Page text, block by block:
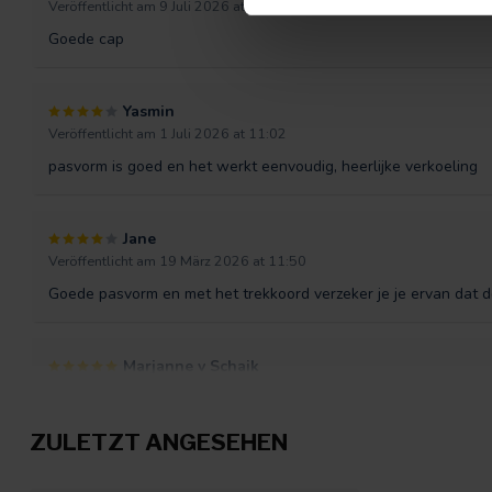
Veröffentlicht am 9 Juli 2026 at 10:56
Goede cap
Yasmin
Veröffentlicht am 1 Juli 2026 at 11:02
pasvorm is goed en het werkt eenvoudig, heerlijke verkoeling
Jane
Veröffentlicht am 19 März 2026 at 11:50
Goede pasvorm en met het trekkoord verzeker je je ervan dat
Marjanne v Schaik
in Zuid-Afrika)
ZULETZT ANGESEHEN